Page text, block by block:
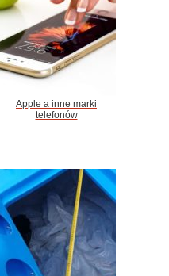
Apple a inne marki
telefonów